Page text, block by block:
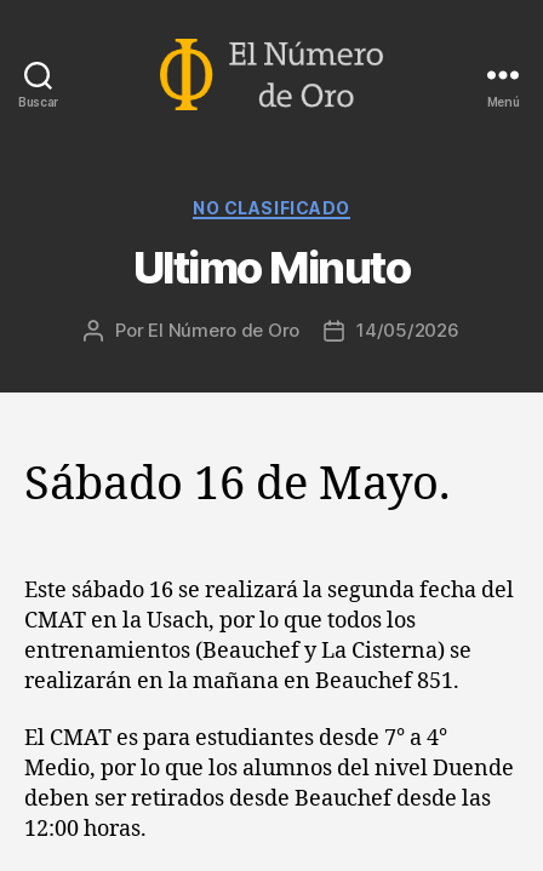
Buscar
Oro
Menú
Categorías
NO CLASIFICADO
Ultimo Minuto
Autor
Por El Número de Oro
Fecha14/05/2026
Sábado 16 de Mayo.
Este sábado 16 se realizará la segunda fecha del
CMAT en la Usach, por lo que todos los
entrenamientos (Beauchef y La Cisterna) se
realizarán en la mañana en Beauchef 851.
El CMAT es para estudiantes desde 7° a 4°
Medio, por lo que los alumnos del nivel Duende
deben ser retirados desde Beauchef desde las
12:00 horas.